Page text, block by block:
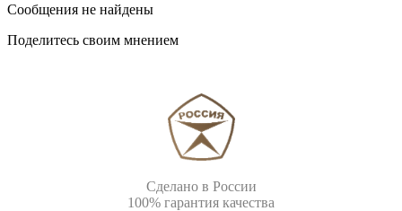
Сообщения не найдены
Поделитесь своим мнением
Сделано в России
100% гарантия качества